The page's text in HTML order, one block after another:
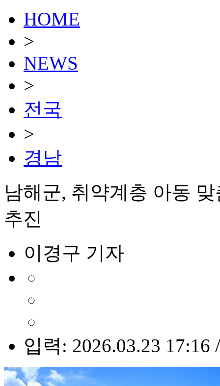
HOME
>
NEWS
>
전국
>
경남
남해군, 취약계층 아동
추진
이경구 기자
입력: 2026.03.23 17:16